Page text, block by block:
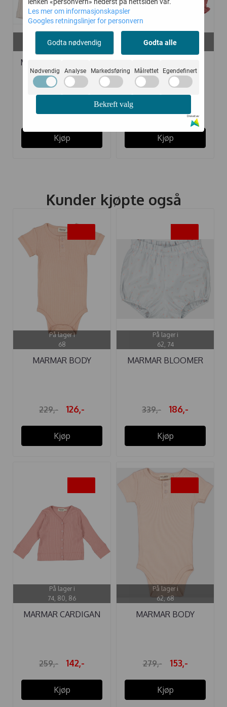
116
MARMAR KORTBUKSE
MODAL ...
Kjøp
68, 74, 80
WOVEN BRICK ...
Kjøp
Kunder kjøpte også
På lager i
68
MARMAR BODY
229,- 126,-
Kjøp
På lager i
62, 74
MARMAR BLOOMER
339,- 186,-
Kjøp
På lager i
74, 80, 86
MARMAR CARDIGAN
259,- 142,-
Kjøp
På lager i
62, 68
MARMAR BODY
279,- 153,-
Kjøp
Les mer om informasjonskapsler
Googles retningslinjer for personvern
Godta nødvendig Godta alle
Nødvendig Analyse Markedsføring Målrettet Egendefinert
Bekreft valg
Drevet av